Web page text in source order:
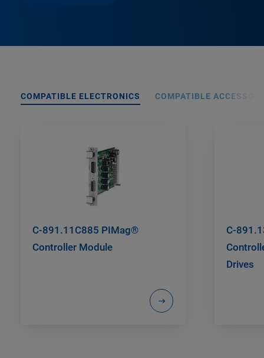
COMPATIBLE ELECTRONICS COMPATIBLE
C-891.11C885 PIMag®
Controller Module
C-
Drives